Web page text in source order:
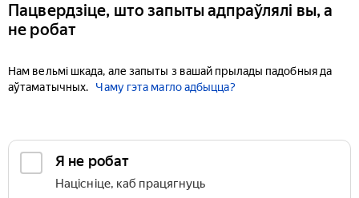
Пацвердзіце, што запыты адпраўлялі вы, а
не робат
Нам вельмі шкада, але запыты з вашай прылады падобныя да
аўтаматычных.
Чаму гэта магло адбыцца?
Я не робат
Націсніце, каб працягнуць